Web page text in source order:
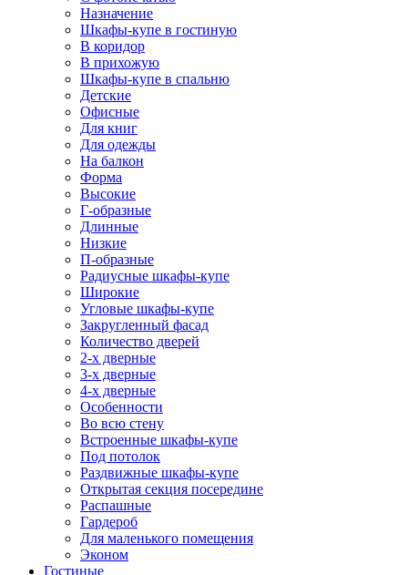
Назначение
Шкафы-купе в гостиную
В коридор
В прихожую
Шкафы-купе в спальню
Детские
Офисные
Для книг
Для одежды
На балкон
Форма
Высокие
Г-образные
Длинные
Низкие
П-образные
Радиусные шкафы-купе
Широкие
Угловые шкафы-купе
Закругленный фасад
Количество дверей
2-х дверные
3-х дверные
4-х дверные
Особенности
Во всю стену
Встроенные шкафы-купе
Под потолок
Раздвижные шкафы-купе
Открытая секция посередине
Распашные
Гардероб
Для маленького помещения
Эконом
Гостиные